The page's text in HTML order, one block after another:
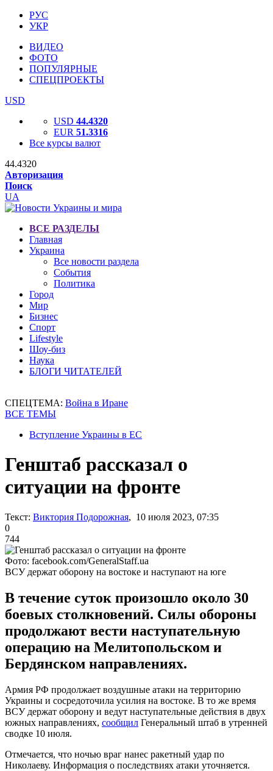
РУС
УКР
ВИДЕО
ФОТО
ПОПУЛЯРНЫЕ
СПЕЦПРОЕКТЫ
USD
USD 44.4320
EUR 51.3316
Все курсы валют
44.4320
Авторизация
Поиск
UA
ВСЕ РАЗДЕЛЫ
Главная
Украина
Все новости раздела
События
Политика
Город
Мир
Бизнес
Спорт
Lifestyle
Шоу-биз
Наука
БЛОГИ ЧИТАТЕЛЕЙ
СПЕЦТЕМА: Война в Иране
ВСЕ ТЕМЫ
Вступление Украины в ЕС
Генштаб рассказал о
ситуации на фронте
Текст: Виктория Подорожная, 10 июля 2023, 07:35
0
744
Фото: facebook.com/GeneralStaff.ua
ВСУ держат оборону на востоке и наступают на юге
В течение суток произошло около 30
боевых столкновений. Силы обороны
продолжают вести наступательную
операцию на Мелитопольском и
Бердянском направлениях.
Армия РФ продолжает воздушные атаки на территорию
Украины и сосредоточила усилия на востоке. В то же время
ВСУ держат оборону и ведут наступательные действия в двух
южных направлениях, сообщил Генеральный штаб в утренней
сводке 10 июля.
Отмечается, что ночью враг нанес ракетный удар по
Николаеву. Информация о последствиях атаки уточняется.